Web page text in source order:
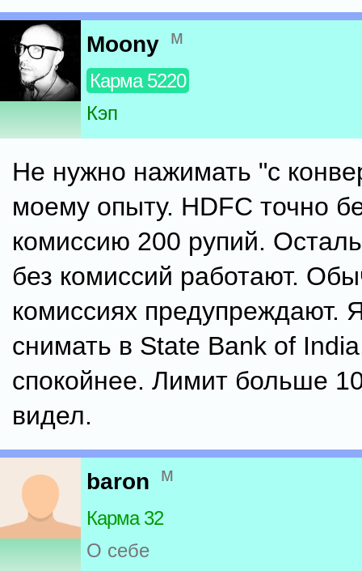
Moony м
Карма 5220
Кэп
Не нужно нажимать "с
моему опыту. HDFC точно
комиссию 200 рупий.
без комиссий работают.
комиссиях предупреждают.
снимать в State Bank of
спокойнее. Лимит больше
видел.
baron м
Карма 32
О себе